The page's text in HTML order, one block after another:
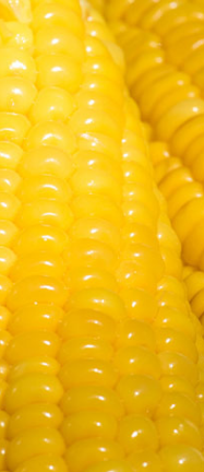
Domates
Kaynatılır?